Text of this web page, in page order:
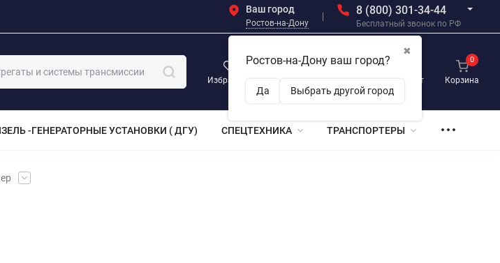
Ваш город
Ростов-на-Дону
✖
Ростов-на-Дону ваш город?
Да Выбрать другой город
8 (800) 301-34-44
Бесплатный звонок по РФ
Избранное
0
Личный кабинет Корзина
0
-ГЕНЕРАТОРНЫЕ УСТАНОВКИ ( ДГУ) СПЕЦТЕХНИКА ТРАНСПОРТЕРЫ